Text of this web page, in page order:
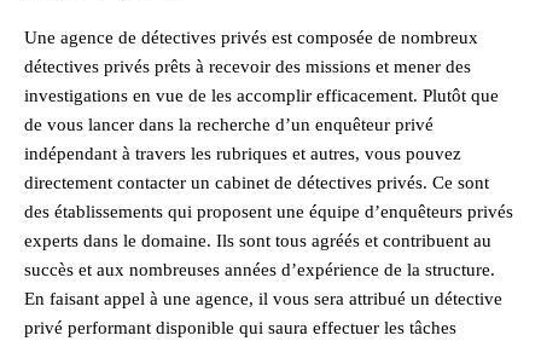
Une agence de détectives privés est composée de nombreux
détectives privés prêts à recevoir des missions et mener des
investigations en vue de les accomplir efficacement. Plutôt que
de vous lancer dans la recherche d’un enquêteur privé
indépendant à travers les rubriques et autres, vous pouvez
directement contacter un cabinet de détectives privés. Ce sont
des établissements qui proposent une équipe d’enquêteurs privés
experts dans le domaine. Ils sont tous agréés et contribuent au
succès et aux nombreuses années d’expérience de la structure.
En faisant appel à une agence, il vous sera attribué un détective
privé performant disponible qui saura effectuer les tâches